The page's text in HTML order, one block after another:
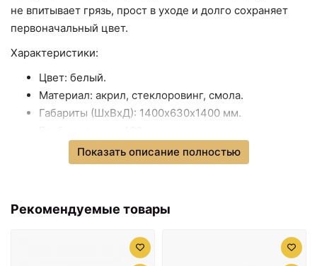
не впитывает грязь, прост в уходе и долго сохраняет
первоначальный цвет.
Характеристики:
Цвет: белый.
Материал: акрил, стеклоровинг, смола.
Габариты (ШхВхД): 1400х630х1400 мм.
Объем: 250 л.
Форма: четверть круга.
Показать описание полностью
Рекомендуемые товары